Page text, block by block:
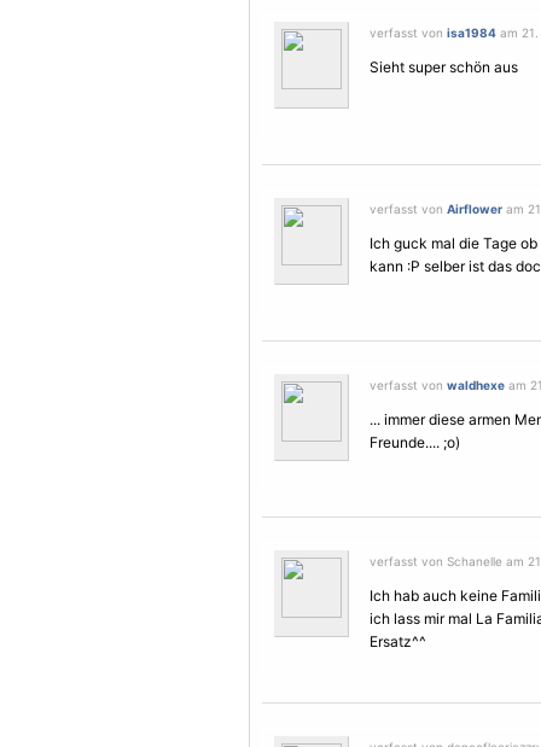
verfasst von isa1984 am
Sieht super schön aus
verfasst von Airflower am
Ich guck mal die Tage
kann :P selber ist das
verfasst von waldhexe am
... immer diese armen
Freunde.... ;o)
verfasst von Schanelle am
Ich hab auch keine
ich lass mir mal La
Ersatz^^